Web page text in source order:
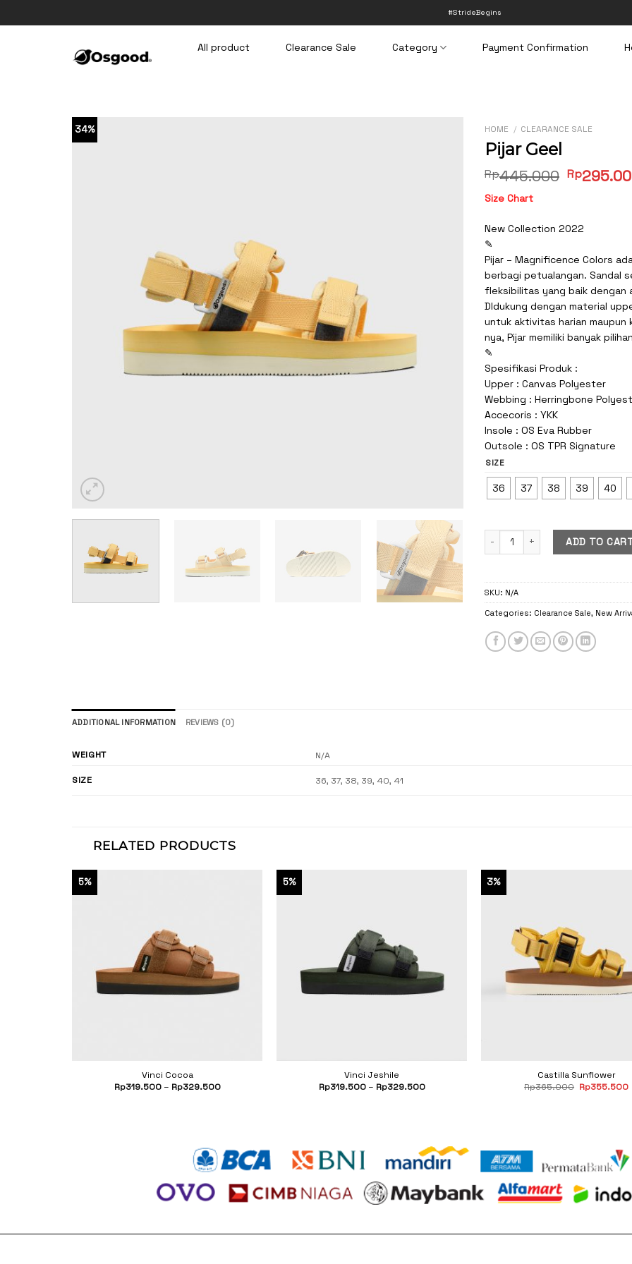
to
#StrideBegins
All product Clearance Sale Category Payment Confirmation
34% HOME / CLEARANCE SALE
Pijar Geel
Rp445.000 Original
Rp
Size Chart
New Collection 2022
✎
Pijar – Magnificence Colors
berbagi petualangan. Sandal
fleksibilitas yang baik dengan
DIdukung dengan material
untuk aktivitas harian
nya, Pijar memiliki banyak
✎
Spesifikasi Produk :
Upper : Canvas Polyester
Webbing : Herringbone
Accecoris : YKK
Insole : OS Eva Rubber
Outsole : OS TPR Signature
SIZE
36 37 38 39 40
Pijar Geel quantity ADD TO
SKU: N/A
Categories: Clearance Sale, New
ADDITIONAL INFORMATION REVIEWS (0)
WEIGHT N/A
SIZE 36, 37, 38, 39, 40, 41
RELATED PRODUCTS
5%
Vinci Cocoa
Rp319.500– Rp329.500
5%
Vinci Jeshile
Rp319.500– Rp329.500
3%
Castilla Sunflower
Rp365.000 Original
price
Rp355.500